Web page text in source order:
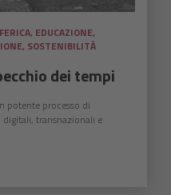
, EDUCAZIONE,
, SOSTENIBILITÀ
dei tempi
potente processo di
transnazionali e